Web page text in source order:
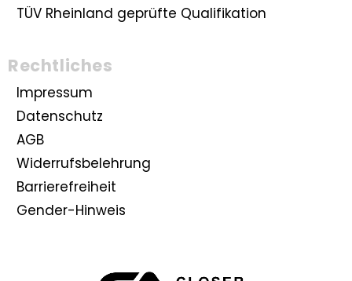
TÜV Rheinland geprüfte Qualifikation
Rechtliches
Impressum
Datenschutz
AGB
Widerrufsbelehrung
Barrierefreiheit
Gender-Hinweis